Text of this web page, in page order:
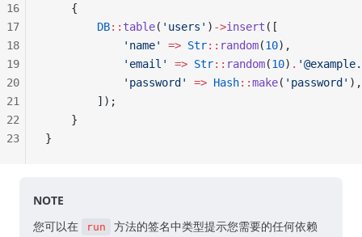
    {
        DB
:: table( 'users' ) ->insert ([
            'name'
=> Str:: random(10),
            'email'
=> Str:: random(10) .
            'password'
=> Hash::make( 'password' ),
        ]);
    }
}
16
17
18
19
20
21
22
23
NOTE
您可以在
run
方法的签名中类型提示您需要的任何依赖